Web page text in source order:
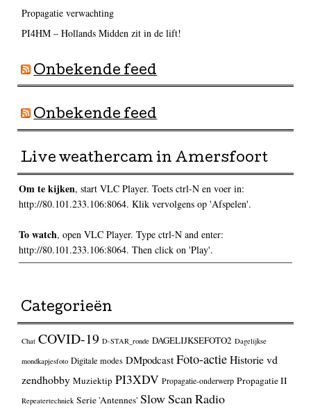
Propagatie verwachting
PI4HM – Hollands Midden zit in de lift!
Onbekende feed
Onbekende feed
Live weathercam in Amersfoort
Om te kijken, start VLC Player. Toets ctrl-N en voer in:
http://80.101.233.106:8064. Klik vervolgens op 'Afspelen'.
To watch, open VLC Player. Type ctrl-N and enter:
http://80.101.233.106:8064. Then click on 'Play'.
Categorieën
Chat COVID-19 D-STAR_ronde DAGELIJKSEFOTO2 Dagelijkse
mondkapjesfoto Digitale modes DMpodcast Foto-actieHistorie vd
zendhobby Muziektip PI3XDV Propagatie-onderwerp Propagatie II
Repeatertechniek Serie 'Antennes' Slow Scan Radio